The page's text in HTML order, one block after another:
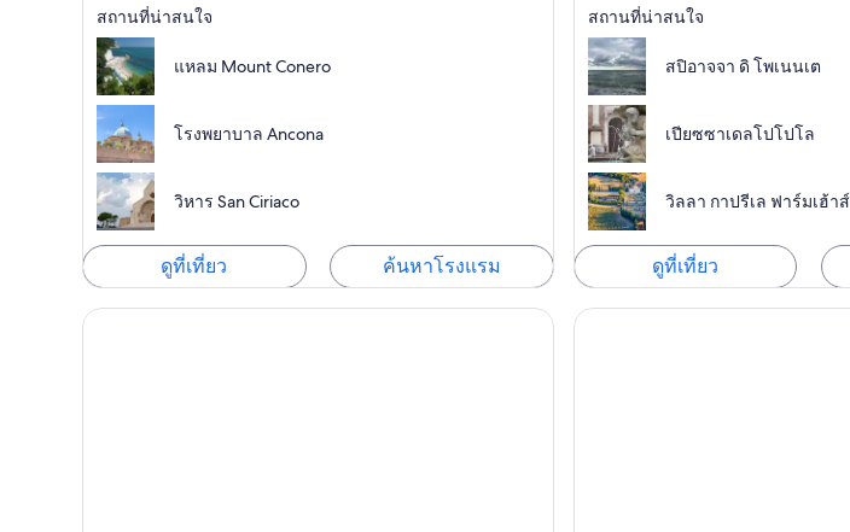
สถานที่น่าสนใจ
แหลม Mount Conero
โรงพยาบาล Ancona
วิหาร San Ciriaco
ดูที่เที่ยว ค้นหาโรงแรม
สถานที่น่าสนใจ
สปิอาจจา ดิ โพเนนเต
เปียซซาเดลโปโปโล
วิลลา กาปรีเล ฟาร์มเฮ้าส์
ดูที่เที่ยว